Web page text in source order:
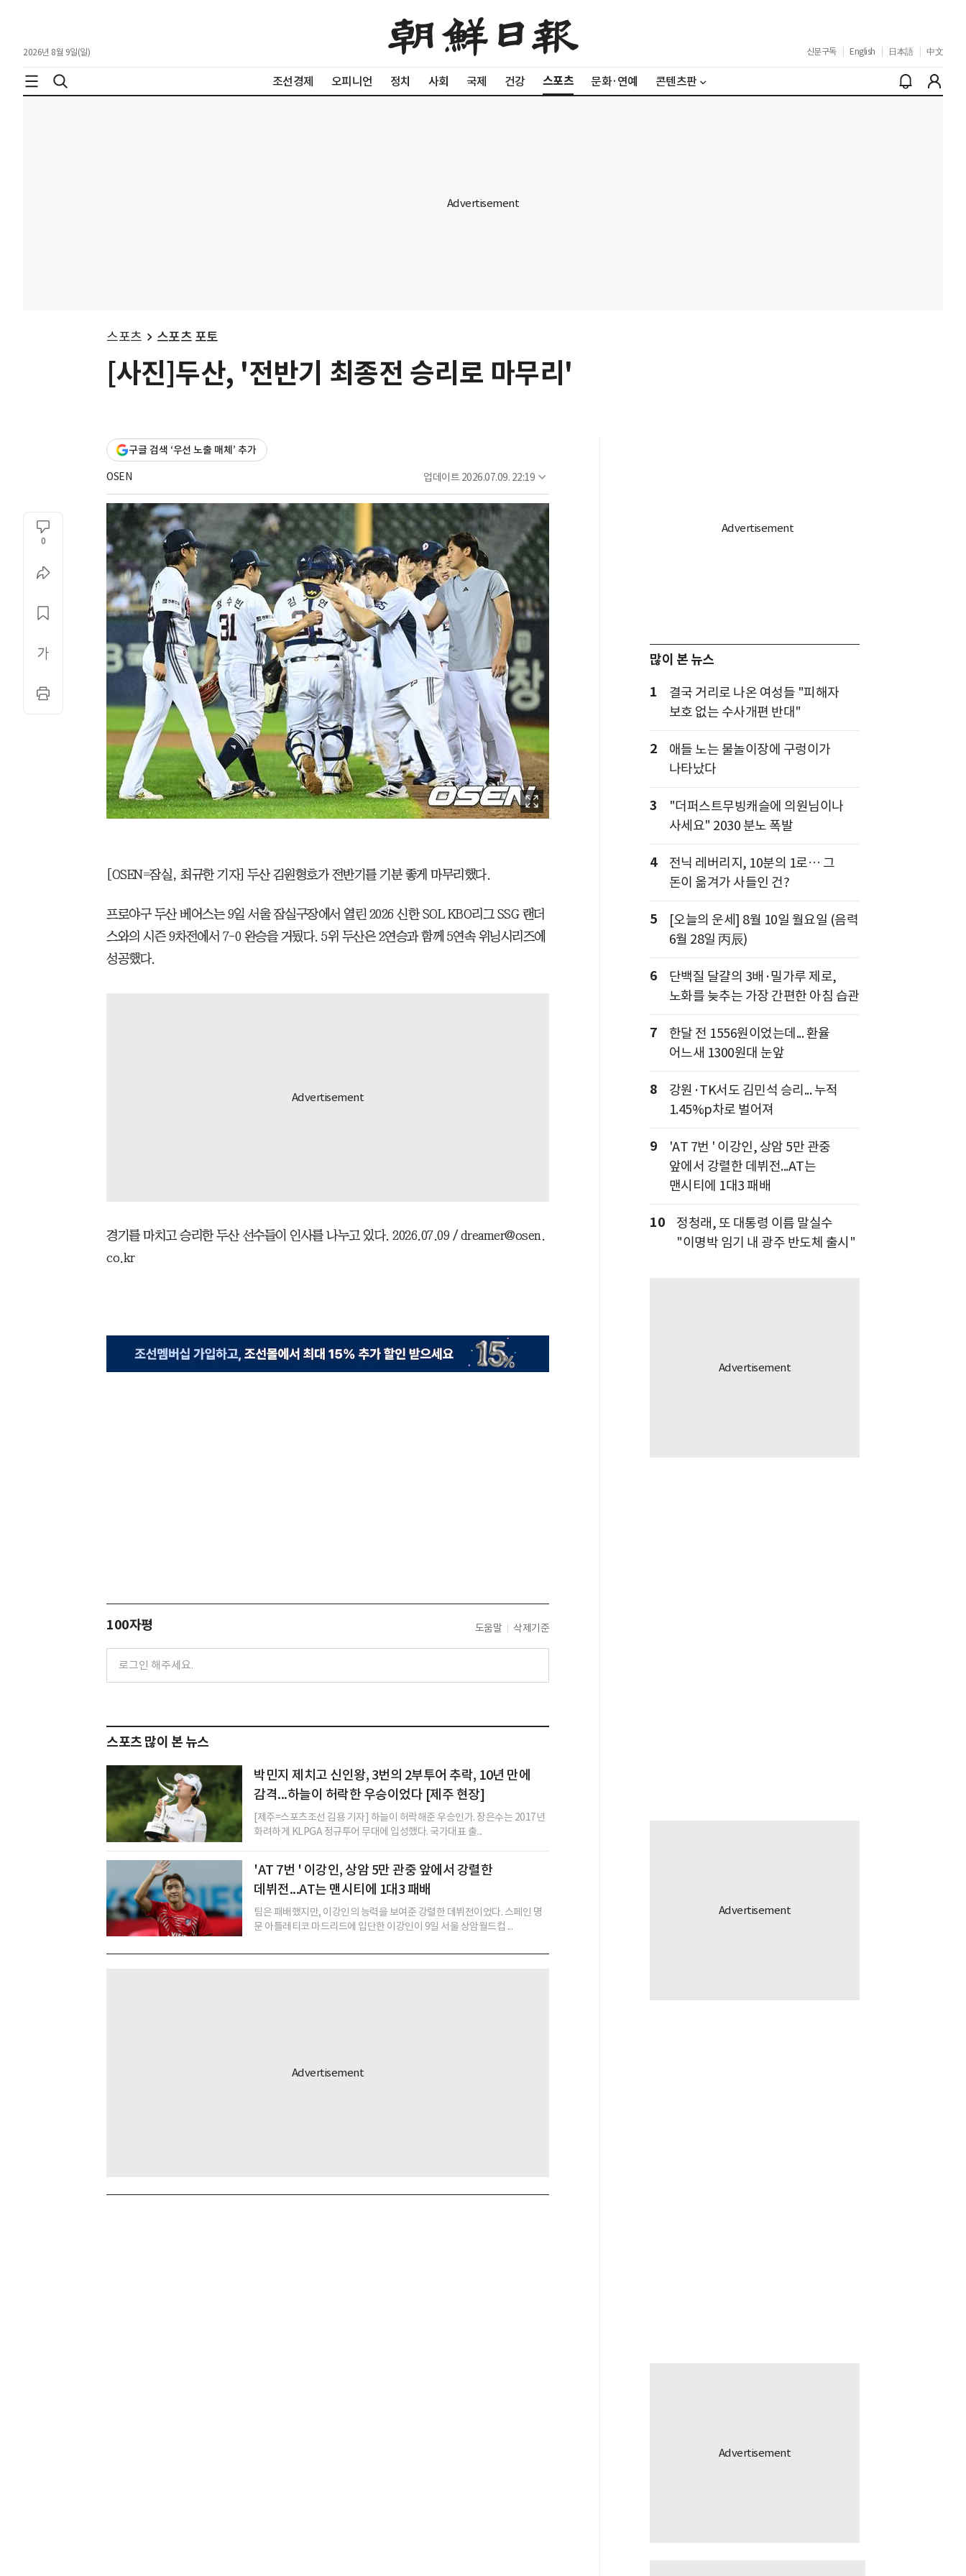
2026년 8월 9일(일) 신문구독 English 日本語 中文
조선경제 오피니언 정치 사회 국제 건강 스포츠 문화·연예 콘텐츠판
스포츠 스포츠 포토
[사진]두산, '전반기 최종전 승리로 마무리'
구글 검색 ‘우선 노출 매체’ 추가
OSEN 업데이트 2026.07.09. 22:19
0
[OSEN=잠실, 최규한 기자] 두산 김원형호가 전반기를 기분 좋게 마무리했다.
프로야구 두산 베어스는 9일 서울 잠실구장에서 열린 2026 신한 SOL KBO리그 SSG 랜더
스와의 시즌 9차전에서 7-0 완승을 거뒀다. 5위 두산은 2연승과 함께 5연속 위닝시리즈에
성공했다.
경기를 마치고 승리한 두산 선수들이 인사를 나누고 있다. 2026.07.09 / dreamer@osen.
co.kr
100자평 도움말 삭제기준
스포츠 많이 본 뉴스
박민지 제치고 신인왕, 3번의 2부투어 추락, 10년 만에
감격...하늘이 허락한 우승이었다 [제주 현장]
[제주=스포츠조선 김용 기자] 하늘이 허락해준 우승인가. 장은수는 2017년
화려하게 KLPGA 정규투어 무대에 입성했다. 국가대표 출...
'AT 7번 ' 이강인, 상암 5만 관중 앞에서 강렬한
데뷔전...AT는 맨시티에 1대3 패배
팀은 패배했지만, 이강인의 능력을 보여준 강렬한 데뷔전이었다. 스페인 명
문 아틀레티코 마드리드에 입단한 이강인이 9일 서울 상암월드컵 ...
많이 본 뉴스
1
결국 거리로 나온 여성들 "피해자
보호 없는 수사개편 반대"
2
애들 노는 물놀이장에 구렁이가
나타났다
3
"더퍼스트무빙캐슬에 의원님이나
사세요" 2030 분노 폭발
4
전닉 레버리지, 10분의 1로… 그
돈이 옮겨가 사들인 건?
5
[오늘의 운세] 8월 10일 월요일 (음력
6월 28일 丙辰)
6
단백질 달걀의 3배·밀가루 제로,
노화를 늦추는 가장 간편한 아침 습관
7
한달 전 1556원이었는데... 환율
어느새 1300원대 눈앞
8
강원·TK서도 김민석 승리... 누적
1.45%p차로 벌어져
9
'AT 7번 ' 이강인, 상암 5만 관중
앞에서 강렬한 데뷔전...AT는
맨시티에 1대3 패배
10
정청래, 또 대통령 이름 말실수
"이명박 임기 내 광주 반도체 출시"